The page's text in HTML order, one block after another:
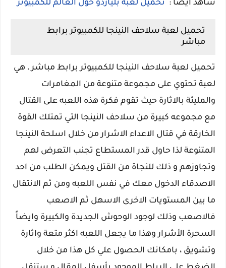
شاهد ايضا : تحميل لعبة بلياردو حول العالم للكمبيوتر
تحميل لعبة سلاحف النينجا للكمبيوتر برابط
مباشر
تحميل لعبة سلاحف النينجا للكمبيوتر برابط مباشر ، هي
لعبة تحتوي على مجموعة متنوعة من المغامرات
والمليئة بالاثارة حيث تقوم فكرة هذه اللعبه على القتال
مع مجموعه كبيرة من سلاحف النينجا التي تمتلك القوة
الخارقة في قتال الاعداء الاشرار من خلال اسلحة النينجا
المتنوعة لذا حاول قدر المستطاع تجنب التعرض لهم
وتجاوزهم و ذلك للنجاة من القتل ويمكن الطلب من احد
الاصدقاء الدخول معك في نفس اللعبه ومن ثم الانتقال
ما بين المستويات الاخرى الاسهل ثم الاصعب
فالاصعب وذلك لوجود الوحوش الجديدة والكبيرة وايضاً
السحرة الأشرار وهذا ما يجعل اللعبه اكثر متعة واثارة
وتشويق ، بامكانك الحصول علي كل هذا من خلال